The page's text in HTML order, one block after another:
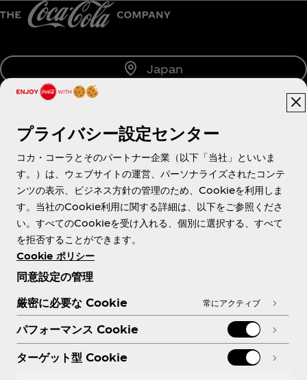
Japan
About us
Need help?
各種ポリシー
プライバシー設定センター
コカ・コーラとそのパートナー企業（以下「当社」といいま
す。）は、ウェブサイトの運営、パーソナライズされたコンテ
ンツの表示、ビジネス方針の管理のため、Cookieを利用しま
す。当社のCookie利用に関する詳細は、以下をご参照くださ
い。すべてのCookieを受け入れる、個別に選択する、すべて
を拒否することができます。
Cookie ポリシー
同意設定の管理
厳密に必要な Cookie
常にアクティブ
パフォーマンス Cookie
ターゲット型 Cookie